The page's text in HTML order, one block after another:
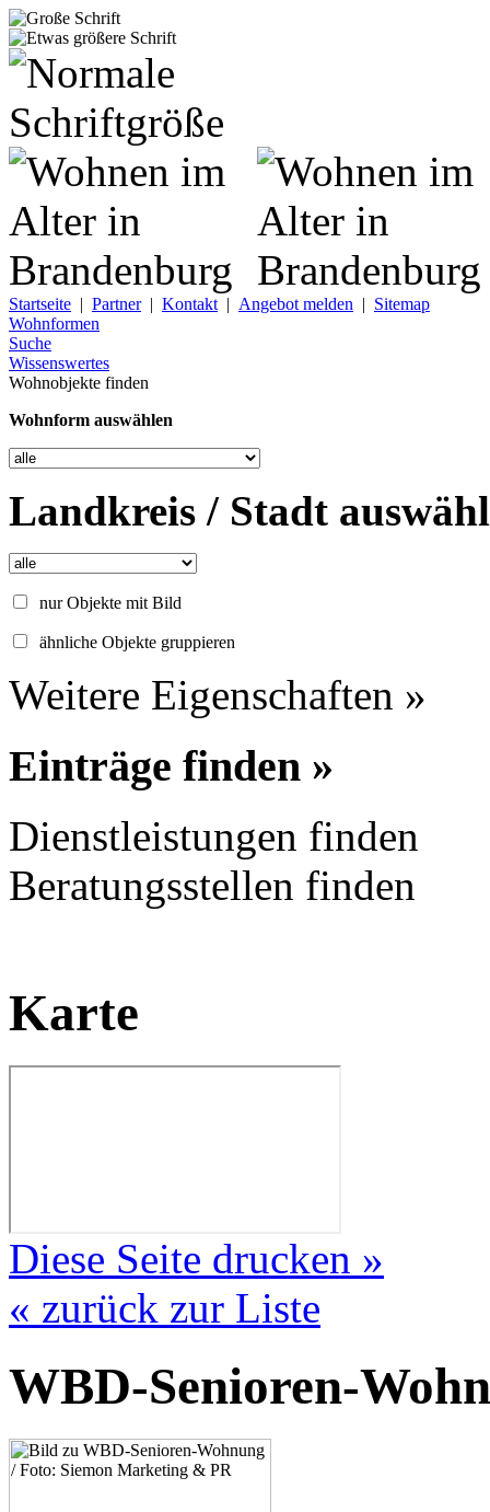
Startseite | Partner| Kontakt | Angebot melden | Sitemap
Wohnformen
Suche
Wissenswertes
Wohnobjekte finden
Wohnform auswählen
Landkreis / Stadt
nur Objekte mit Bild
ähnliche Objekte gruppieren
Weitere Eigenschaften »
Einträge finden »
Dienstleistungen finden
Beratungsstellen finden
Karte
Diese Seite drucken »
« zurück zur Liste
WBD-Senioren-